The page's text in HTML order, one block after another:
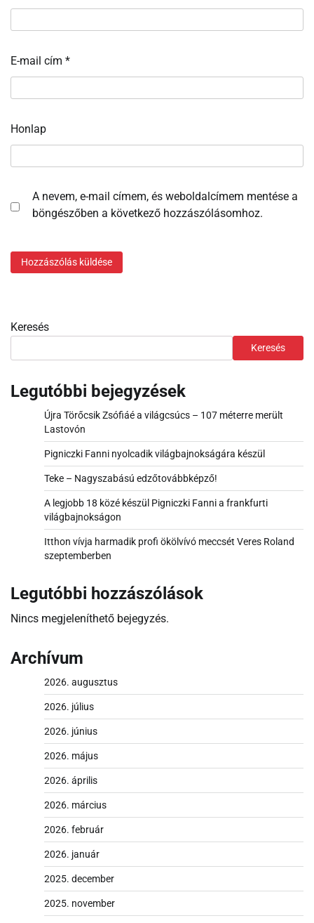
E-mail cím *
Honlap
A nevem, e-mail címem, és weboldalcímem mentése a
böngészőben a következő hozzászólásomhoz.
Keresés
Keresés
Legutóbbi bejegyzések
Újra Törőcsik Zsófiáé a világcsúcs – 107 méterre merült
Lastovón
Pigniczki Fanni nyolcadik világbajnokságára készül
Teke – Nagyszabású edzőtovábbképző!
A legjobb 18 közé készül Pigniczki Fanni a frankfurti
világbajnokságon
Itthon vívja harmadik profi ökölvívó meccsét Veres Roland
szeptemberben
Legutóbbi hozzászólások
Nincs megjeleníthető bejegyzés.
Archívum
2026. augusztus
2026. július
2026. június
2026. május
2026. április
2026. március
2026. február
2026. január
2025. december
2025. november